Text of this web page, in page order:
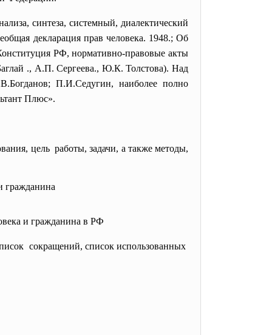
синтеза, системный, диалектический
декларация прав человека. 1948.; Об
РФ, нормативно-правовые акты
., А.П. Сергеева., Ю.К. Толстова). Над
П.И.Седугин, наиболее полно
Плюс».
цель работы, задачи, а также методы,
гражданина
и гражданина в РФ
сокращений, список использованных